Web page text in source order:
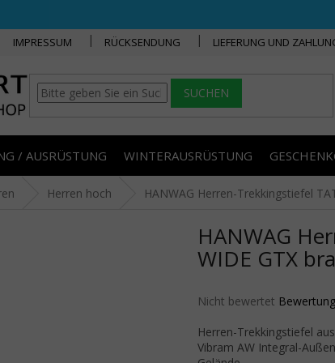
IMPRESSUM RÜCKSENDUNG LIEFERUNG UND
SUCHEN
/ AUSRÜSTUNG WINTERAUSRÜSTUNG
Herren hoch HANWAG Herren-Trekkingstiefel
HANWAG
WIDE GTX
Die durchschnittliche
Nicht bewertet
Herren-Trekkingstiefel
Vibram AW Integral-